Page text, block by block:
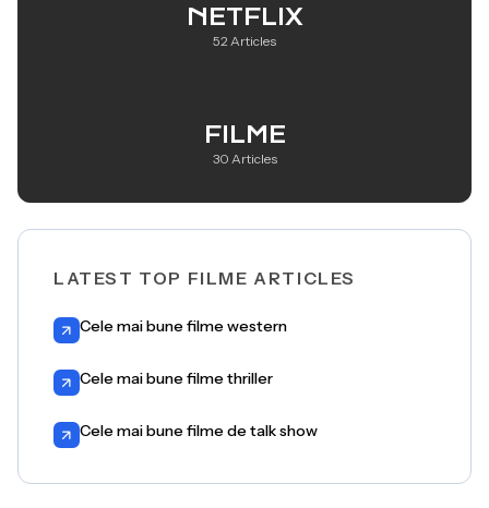
NETFLIX
52 Articles
FILME
30 Articles
LATEST TOP FILME ARTICLES
Cele mai bune filme western
Cele mai bune filme thriller
Cele mai bune filme de talk show